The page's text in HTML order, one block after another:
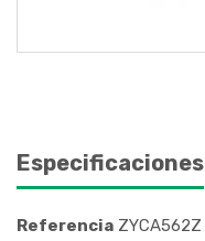
Especificaciones
Referencia ZYCA562Z